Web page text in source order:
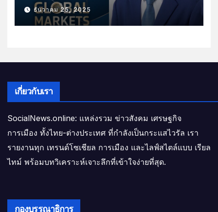
ธันวาคม 25, 2025
เกี่ยวกับเรา
SocialNews.online: แหล่งรวม ข่าวสังคม เศรษฐกิจ
การเมือง ทั้งไทย-ต่างประเทศ ที่กำลังเป็นกระแสไวรัล เรา
รายงานทุก เทรนด์โซเชียล การเมือง และไลฟ์สไตล์แบบ เรียล
ไทม์ พร้อมบทวิเคราะห์เจาะลึกที่เข้าใจง่ายที่สุด.
กองบรรณาธิการ